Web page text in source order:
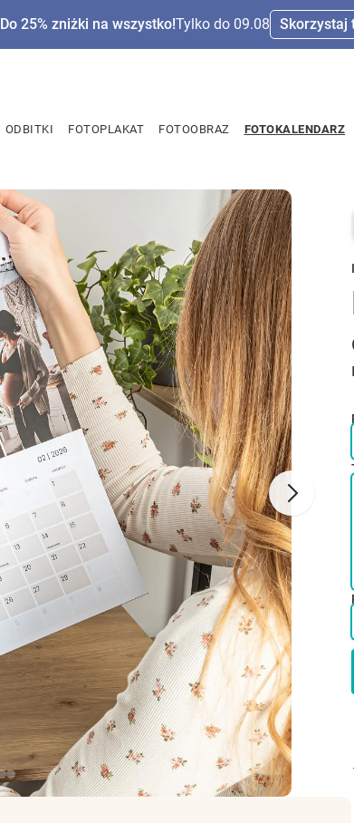
Do 25% zniżki na wszystko!Tylko do 09.08 Skorzystaj
ODBITKI FOTOPLAKAT FOTOOBRAZ FOTOKALENDARZ